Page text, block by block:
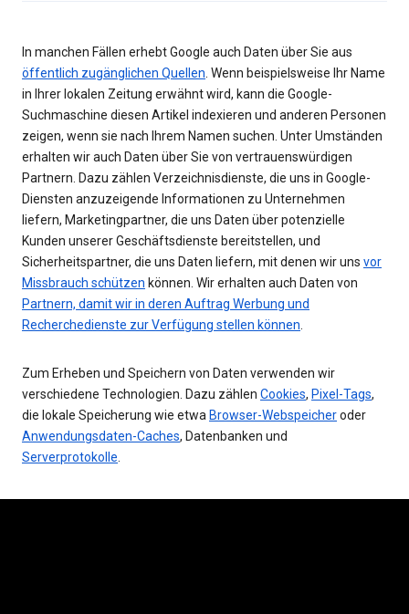
In manchen Fällen erhebt Google auch Daten über Sie aus
öffentlich zugänglichen Quellen . Wenn beispielsweise Ihr Name
in Ihrer lokalen Zeitung erwähnt wird, kann die Google-
Suchmaschine diesen Artikel indexieren und anderen Personen
zeigen, wenn sie nach Ihrem Namen suchen. Unter Umständen
erhalten wir auch Daten über Sie von vertrauenswürdigen
Partnern. Dazu zählen Verzeichnisdienste, die uns in Google-
Diensten anzuzeigende Informationen zu Unternehmen
liefern, Marketingpartner, die uns Daten über potenzielle
Kunden unserer Geschäftsdienste bereitstellen, und
Sicherheitspartner, die uns Daten liefern, mit denen wir uns vor
Missbrauch schützen können. Wir erhalten auch Daten von
Partnern, damit wir in deren Auftrag Werbung und
Recherchedienste zur Verfügung stellen können
Zum Erheben und Speichern von Daten verwenden wir
verschiedene Technologien. Dazu zählen Cookies, Pixel-Tags,
die lokale Speicherung wie etwa Browser-Webspeicheroder
Anwendungsdaten-Caches, Datenbanken und
Serverprotokolle